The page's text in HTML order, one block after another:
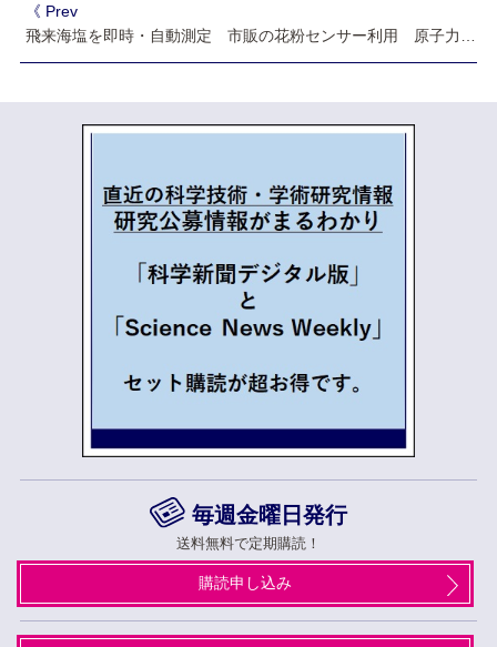
《 Prev
毎週金曜日発行
送料無料で定期購読！
購読申し込み